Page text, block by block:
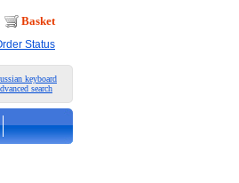
Basket
Status
keyboard
search